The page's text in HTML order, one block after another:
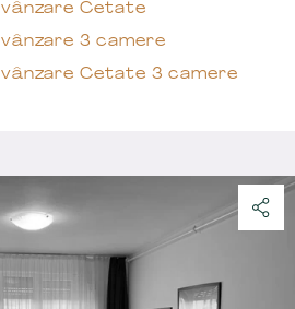
Cetate
3 camere
Cetate 3 camere